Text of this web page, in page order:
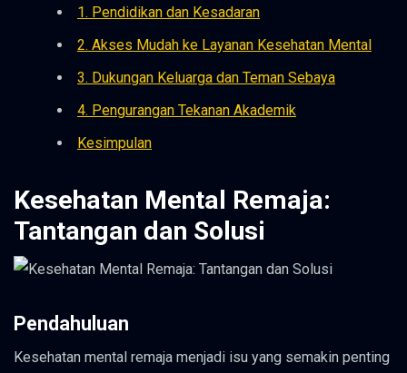
1. Pendidikan dan Kesadaran
2. Akses Mudah ke Layanan Kesehatan Mental
3. Dukungan Keluarga dan Teman Sebaya
4. Pengurangan Tekanan Akademik
Kesimpulan
Kesehatan Mental Remaja:
Tantangan dan Solusi
Pendahuluan
Kesehatan mental remaja menjadi isu yang semakin penting